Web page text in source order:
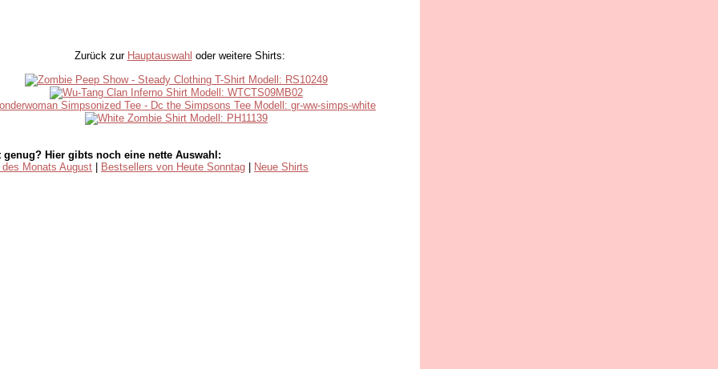
Zurück zur Hauptauswahl oder weitere Shirts:
genug? Hier gibts noch eine nette Auswahl:
Monats August
Bestsellers von Heute Sonntag Neue Shirts